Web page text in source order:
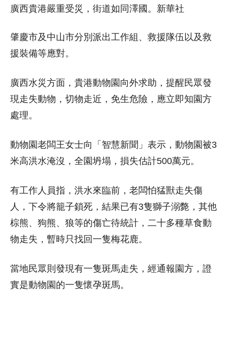
廣西貴港嚴重受災，街道如同澤國。新華社
肇慶市及中山市分別派出工作組、救援隊伍以及救
援裝備等應對。
廣西水災方面，貴港動物園向外求助，提醒民眾發
現走失動物，切物走近，免生危險，應立即知園方
處理。
動物園老闆王女士向「智慧新聞」表示，動物園被3
米高洪水淹沒，全園坍塌，損失估計500萬元。
有工作人員指，洪水來臨前，老闆怕猛獸走失傷
人，下令將籠子鎖死，結果已有3隻獅子溺斃，其他
棕熊、狗熊、狼等的傷亡待統計，二十多種草食動
物走失，暫時只找回一隻梅花鹿。
當地民眾則發現有一隻斑馬走失，經通報園方，證
實是動物園的一隻懷孕斑馬。